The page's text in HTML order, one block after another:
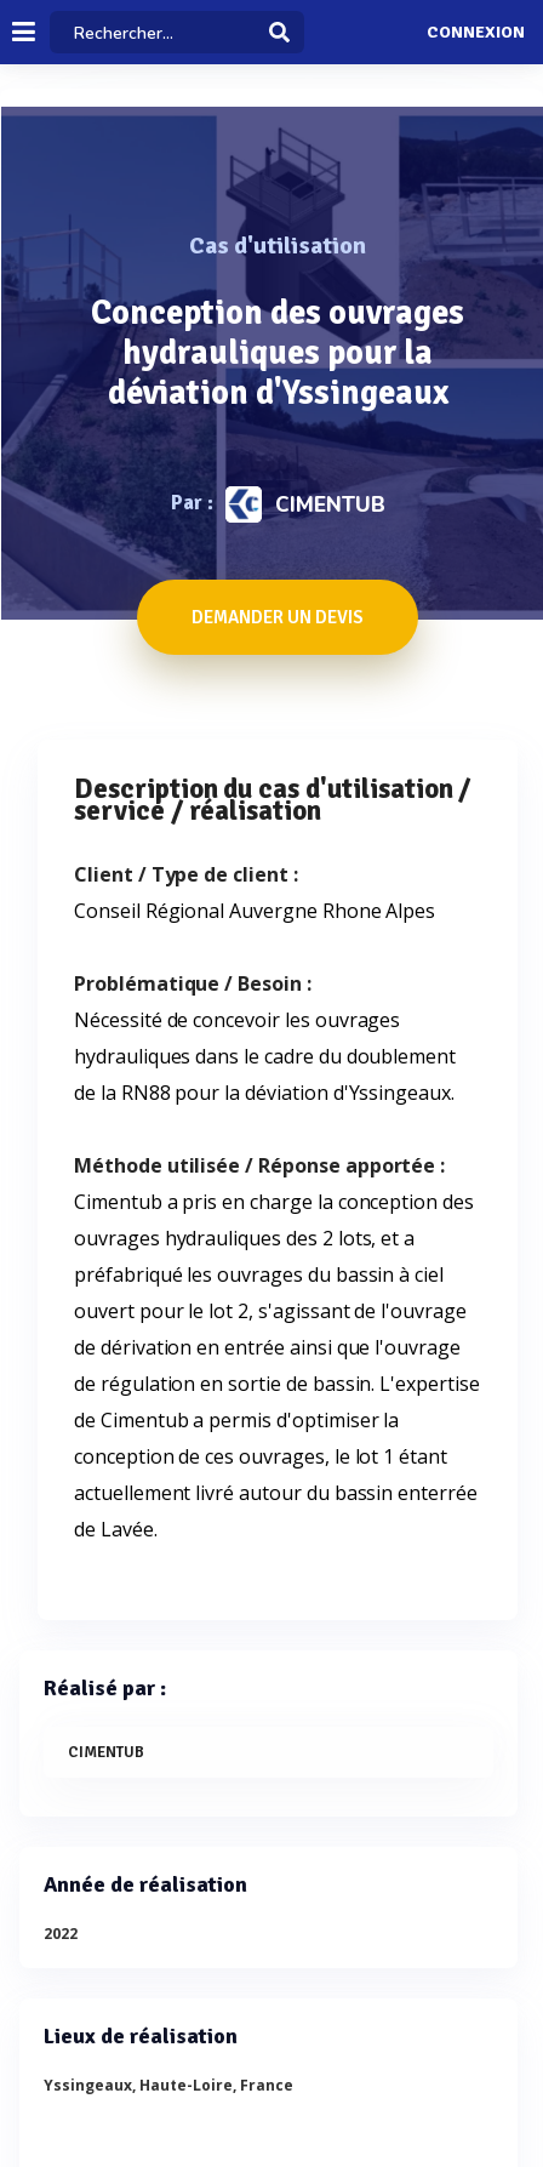
CONNEXION
Cas d'utilisation
Conception des ouvrages
hydrauliques pour la
déviation d'Yssingeaux
Par : CIMENTUB
DEMANDER UN DEVIS
Description du cas d'utilisation /
service / réalisation
Client / Type de client :
Conseil Régional Auvergne Rhone Alpes
Problématique / Besoin :
Nécessité de concevoir les ouvrages
hydrauliques dans le cadre du doublement
de la RN88 pour la déviation d'Yssingeaux.
Méthode utilisée / Réponse apportée :
Cimentub a pris en charge la conception des
ouvrages hydrauliques des 2 lots, et a
préfabriqué les ouvrages du bassin à ciel
ouvert pour le lot 2, s'agissant de l'ouvrage
de dérivation en entrée ainsi que l'ouvrage
de régulation en sortie de bassin. L'expertise
de Cimentub a permis d'optimiser la
conception de ces ouvrages, le lot 1 étant
actuellement livré autour du bassin enterrée
de Lavée.
Réalisé par :
CIMENTUB
Année de réalisation
2022
Lieux de réalisation
Yssingeaux, Haute-Loire, France